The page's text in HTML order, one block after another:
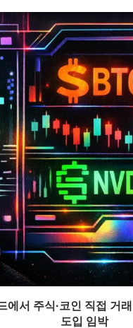
에서 주식·코인 직접 거래
도입 임박